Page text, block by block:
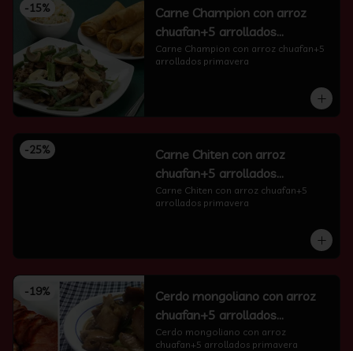
-15%
Carne Champion con arroz
chuafan+5 arrollados
primavera
Carne Champion con arroz chuafan+5
arrollados primavera
-25%
Carne Chiten con arroz
chuafan+5 arrollados
primavera
Carne Chiten con arroz chuafan+5
arrollados primavera
-19%
Cerdo mongoliano con arroz
chuafan+5 arrollados
primavera
Cerdo mongoliano con arroz
chuafan+5 arrollados primavera